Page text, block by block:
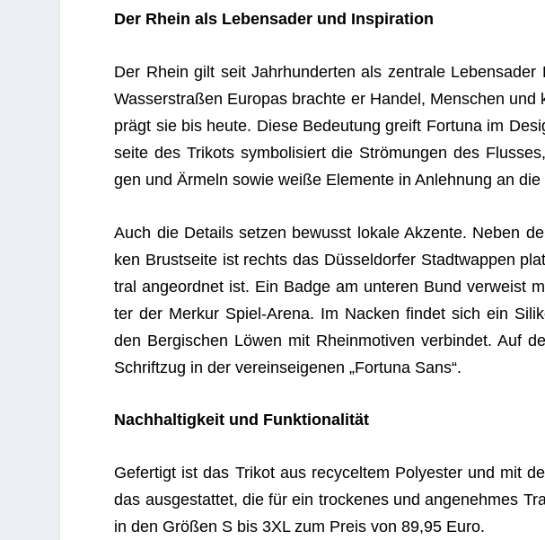
Der Rhein als Lebens­ader und Inspiration
Der Rhein gilt seit Jahr­hun­der­ten als zen­trale
Was­ser­stra­ßen Euro­pas brachte er Han­del, Men­schen und
prägt sie bis heute. Diese Bedeu­tung greift For­tuna im
seite des Tri­kots sym­bo­li­siert die Strö­mun­gen des
gen und Ärmeln sowie weiße Ele­mente in Anleh­nung an die
Auch die Details set­zen bewusst lokale Akzente. Neben
ken Brust­seite ist rechts das Düs­sel­dor­fer Stadt­wap­pen
tral ange­ord­net ist. Ein Badge am unte­ren Bund ver­weist
ter der Mer­kur Spiel-Arena. Im Nacken fin­det sich ein
den Ber­gi­schen Löwen mit Rhein­mo­ti­ven ver­bin­det. Auf
Schriftzug in der ver­eins­ei­ge­nen „For­tuna Sans“.
Nach­hal­tig­keit und Funktionalität
Gefer­tigt ist das Tri­kot aus recy­cel­tem Poly­es­ter und mit
das aus­ge­stat­tet, die für ein tro­cke­nes und ange­neh­mes
in den Grö­ßen S bis 3XL zum Preis von 89,95 Euro.